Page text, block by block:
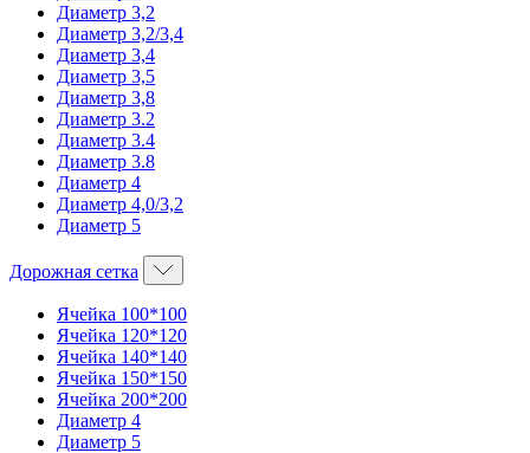
Диаметр 3,2
Диаметр 3,2/3,4
Диаметр 3,4
Диаметр 3,5
Диаметр 3,8
Диаметр 3.2
Диаметр 3.4
Диаметр 3.8
Диаметр 4
Диаметр 4,0/3,2
Диаметр 5
Дорожная сетка
Ячейка 100*100
Ячейка 120*120
Ячейка 140*140
Ячейка 150*150
Ячейка 200*200
Диаметр 4
Диаметр 5